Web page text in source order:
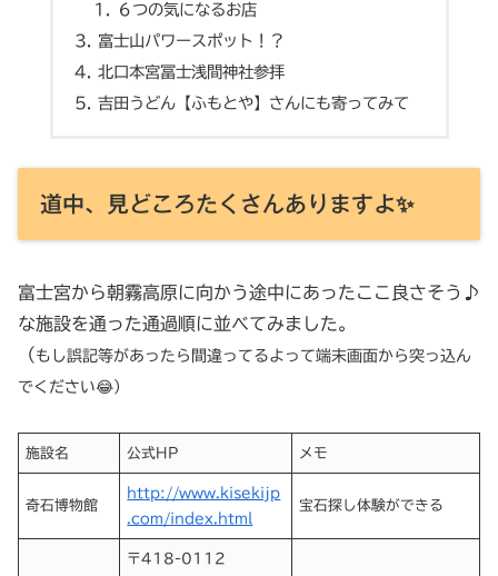
６つの気になるお店
富士山パワースポット！？
北口本宮冨士浅間神社参拝
吉田うどん【ふもとや】さんにも寄ってみて
道中、見どころたくさんありますよ✨
富士宮から朝霧高原に向かう途中にあったここ良さそう♪
な施設を通った通過順に並べてみました。
（ もし誤記等があったら間違ってるよって端末画面から突っ込ん
でください😂）
施設名 公式HP メモ
奇石博物館
http://www.kisekijp
.com/index.html
宝石探し体験ができる
〒418-0112